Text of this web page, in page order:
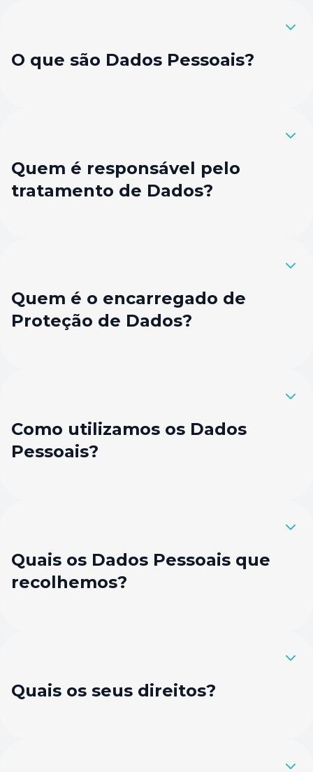
O que são Dados Pessoais?
Quem é responsável pelo
tratamento de Dados?
Quem é o encarregado de
Proteção de Dados?
Como utilizamos os Dados
Pessoais?
Quais os Dados Pessoais que
recolhemos?
Quais os seus direitos?